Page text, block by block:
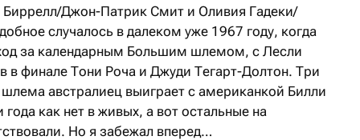
Джон-Патрик Смит и Оливия Гадеки/
случалось в далеком уже 1967 году, когда
за календарным Большим шлемом, с Лесли
в финале Тони Роча и Джуди Тегарт-Долтон. Три
австралиец выиграет с американкой Билли
как нет в живых, а вот остальные на
Но я забежал вперед…